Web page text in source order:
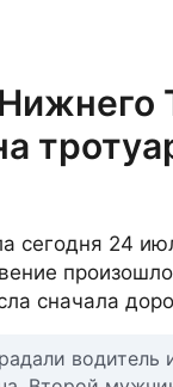
сегодня 24
сначала